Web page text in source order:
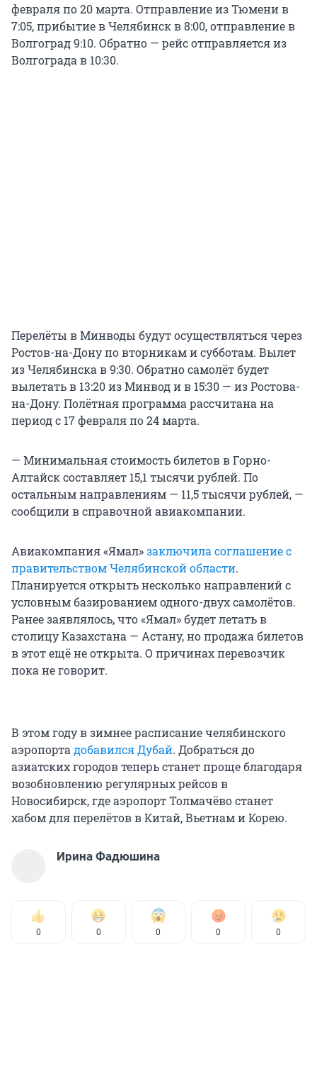
февраля по 20 марта. Отправление из Тюмени в
7:05, прибытие в Челябинск в 8:00, отправление в
Волгоград 9:10. Обратно — рейс отправляется из
Волгограда в 10:30.
Перелёты в Минводы будут осуществляться через
Ростов-на-Дону по вторникам и субботам. Вылет
из Челябинска в 9:30. Обратно самолёт будет
вылетать в 13:20 из Минвод и в 15:30 — из Ростова-
на-Дону. Полётная программа рассчитана на
период с 17 февраля по 24 марта.
— Минимальная стоимость билетов в Горно-
Алтайск составляет 15,1 тысячи рублей. По
остальным направлениям — 11,5 тысячи рублей, —
сообщили в справочной авиакомпании.
Авиакомпания «Ямал»заключила соглашение с
правительством Челябинской области.
Планируется открыть несколько направлений с
условным базированием одного-двух самолётов.
Ранее заявлялось, что «Ямал» будет летать в
столицу Казахстана — Астану, но продажа билетов
в этот ещё не открыта. О причинах перевозчик
пока не говорит.
В этом году в зимнее расписание челябинского
аэропорта добавился Дубай. Добраться до
азиатских городов теперь станет проще благодаря
возобновлению регулярных рейсов в
Новосибирск, где аэропорт Толмачёво станет
хабом для перелётов в Китай, Вьетнам и Корею.
Ирина Фадюшина
0 0 0 0 0